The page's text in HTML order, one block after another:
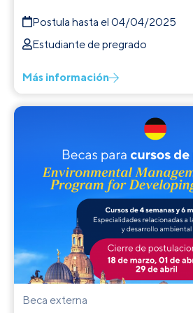
Postula hasta el 04/04/2025
Estudiante de pregrado
Más información
Beca externa